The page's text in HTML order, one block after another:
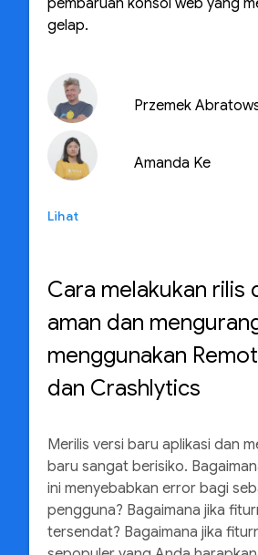
pembaruan konsol web yang
gelap.
Przemek
Amanda Ke
Lihat
Cara melakukan rilis
aman dan
menggunakan
dan Crashlytics
Merilis versi baru aplikasi dan
baru sangat berisiko.
ini menyebabkan error bagi
pengguna? Bagaimana jika
tersendat? Bagaimana jika